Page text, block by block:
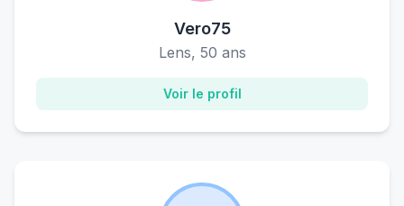
Vero75
Lens, 50 ans
Voir le profil